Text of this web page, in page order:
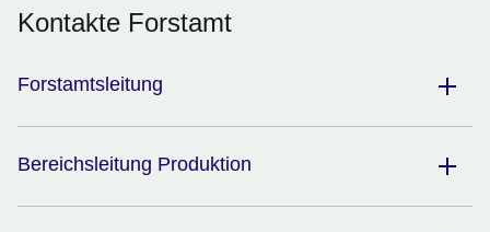
Kontakte Forstamt
Forstamtsleitung
Bereichsleitung Produktion